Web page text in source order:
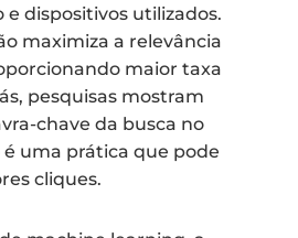
e dispositivos utilizados.
maximiza a relevância
maior taxa
pesquisas mostram
chave da busca no
uma prática que pode
cliques.